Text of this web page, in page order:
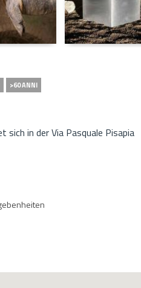
>60 ANNI
in der Via Pasquale Pisapia